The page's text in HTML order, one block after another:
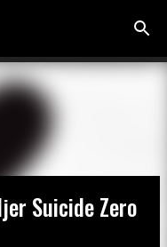
Suicide Zero